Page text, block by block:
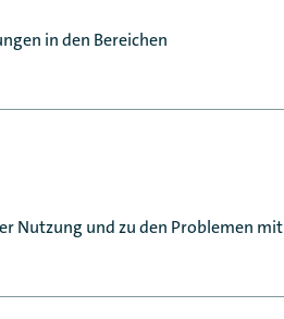
in den Bereichen
Nutzung und zu den Problemen mit